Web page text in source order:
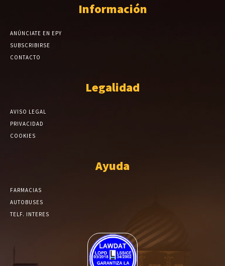
Información
ANÚNCIATE EN EPY
SUBSCRIBIRSE
CONTACTO
Legalidad
AVISO LEGAL
PRIVACIDAD
COOKIES
Ayuda
FARMACIAS
AUTOBUSES
TELF. INTERES